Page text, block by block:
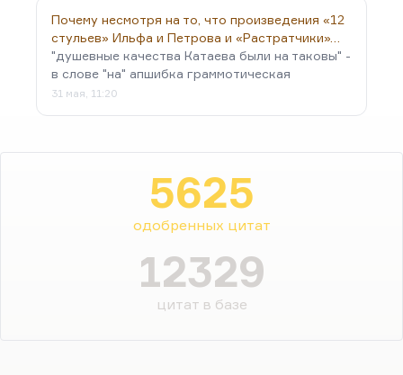
Почему несмотря на то, что произведения «12
стульев» Ильфа и Петрова и «Растратчики»…
"душевные качества Катаева были на таковы" -
в слове "на" апшибка граммотическая
31 мая, 11:20
5625
одобренных цитат
12329
цитат в базе